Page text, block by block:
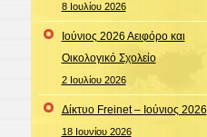
8 Ιουλίου 2026
Ιούνιος 2026 Αειφόρο και
Οικολογικό Σχολείο
2 Ιουλίου 2026
Δίκτυο Freinet – Ιούνιος 2026
18 Ιουνίου 2026